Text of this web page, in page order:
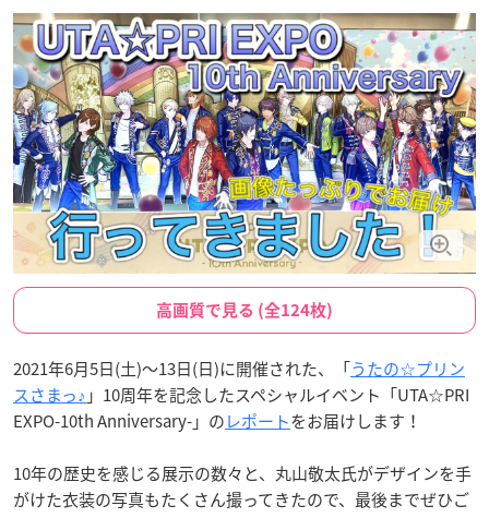
高画質で見る (全124枚)
2021年6月5日(土)〜13日(日)に開催された、「うたの☆プリン
スさまっ♪ 」10周年を記念したスペシャルイベント「UTA☆PRI
EXPO-10th Anniversary-」のレポートをお届けします！
10年の歴史を感じる展示の数々と、丸山敬太氏がデザインを手
がけた衣装の写真もたくさん撮ってきたので、最後までぜひご